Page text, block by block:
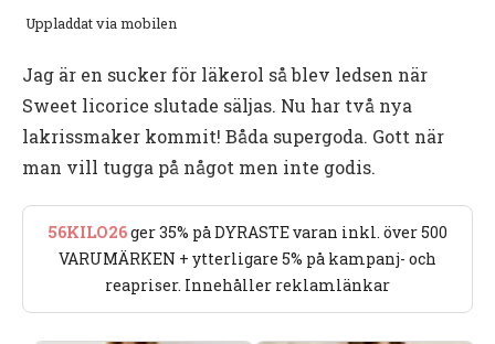
Uppladdat via mobilen
Jag är en sucker för läkerol så blev ledsen när
Sweet licorice slutade säljas. Nu har två nya
lakrissmaker kommit! Båda supergoda. Gott när
man vill tugga på något men inte godis.
56KILO26ger 35% på DYRASTE varan inkl. över 500
VARUMÄRKEN + ytterligare 5% på kampanj- och
reapriser. Innehåller reklamlänkar